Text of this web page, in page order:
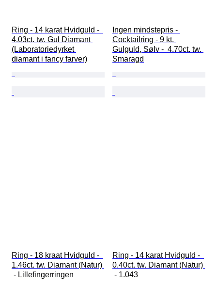
Ring - 14 karat Hvidguld -
4.03ct. tw. Gul Diamant
(Laboratoriedyrket
diamant i fancy farver)
Ingen mindstepris -
Cocktailring - 9 kt.
Gulguld, Sølv -  4.70ct. tw.
Smaragd
Ring - 18 kraat Hvidguld -
1.46ct. tw. Diamant (Natur)
- Lillefingerringen
Ring - 14 karat Hvidguld -
0.40ct. tw. Diamant (Natur)
- 1.043